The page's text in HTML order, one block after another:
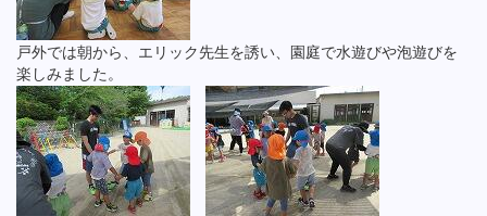
戸外では朝から、エリック先生を誘い、園庭で水遊びや泡遊びを
楽しみました。